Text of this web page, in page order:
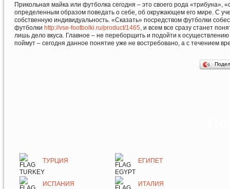
Прикольная майка или футболка сегодня – это своего рода «трибуна»,
определенным образом поведать о себе, об окружающем его мире. С
собственную индивидуальность. «Сказать» посредством футболки
футболки http://vse-footbolki.ru/product/1465, и всем все сразу станет
лишь дело вкуса. Главное – не переборщить и подойти к
поймут – сегодня данное понятие уже не востребовано, а с течением
ТУРЦИЯ ЕГИПЕТ
ИСПАНИЯ ИТАЛИЯ